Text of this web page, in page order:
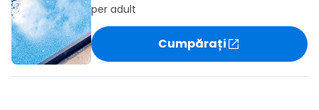
per adult
Cumpărați